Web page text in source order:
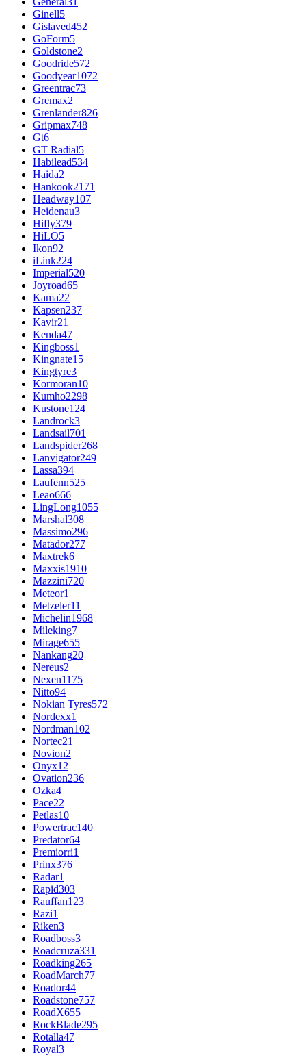
Ginell5
Gislaved452
GoForm5
Goldstone2
Goodride572
Goodyear1072
Greentrac73
Gremax2
Grenlander826
Gripmax748
Gt6
GT Radial5
Habilead534
Haida2
Hankook2171
Headway107
Heidenau3
Hifly379
HiLO5
Ikon92
iLink224
Imperial520
Joyroad65
Kama22
Kapsen237
Kavir21
Kenda47
Kingboss1
Kingnate15
Kingtyre3
Kormoran10
Kumho2298
Kustone124
Landrock3
Landsail701
Landspider268
Lanvigator249
Lassa394
Laufenn525
Leao666
LingLong1055
Marshal308
Massimo296
Matador277
Maxtrek6
Maxxis1910
Mazzini720
Meteor1
Metzeler11
Michelin1968
Mileking7
Mirage655
Nankang20
Nereus2
Nexen1175
Nitto94
Nokian Tyres572
Nordexx1
Nordman102
Nortec21
Novion2
Onyx12
Ovation236
Ozka4
Pace22
Petlas10
Powertrac140
Predator64
Premiorri1
Prinx376
Radar1
Rapid303
Rauffan123
Razi1
Riken3
Roadboss3
Roadcruza331
Roadking265
RoadMarch77
Roador44
Roadstone757
RoadX655
RockBlade295
Rotalla47
Royal3